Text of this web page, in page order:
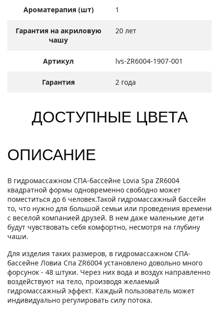
Ароматерапия (шт) 1
Гарантия на акриловую
чашу
20 лет
Артикул lvs-ZR6004-1907-001
Гарантия 2 года
ДОСТУПНЫЕ ЦВЕТА
ОПИСАНИЕ
В гидромассажном СПА-бассейне Lovia Spa ZR6004
квадратной формы одновременно свободно может
поместиться до 6 человек.Такой гидромассажный бассейн
то, что нужно для большой семьи или проведения времени
с веселой компанией друзей. В нем даже маленькие дети
будут чувствовать себя комфортно, несмотря на глубину
чаши.
Для изделия таких размеров, в гидромассажном СПА-
бассейне Ловиа Спа ZR6004 установлено довольно много
форсунок - 48 штуки. Через них вода и воздух направленно
воздействуют на тело, производя желаемый
гидромассажный эффект. Каждый пользователь может
индивидуально регулировать силу потока.